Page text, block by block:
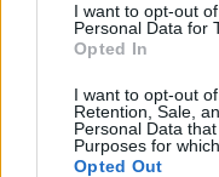
I want to opt-out
Personal Data for
Opted In
I want to opt-out
Retention, Sale,
Personal Data
Purposes for
Opted Out